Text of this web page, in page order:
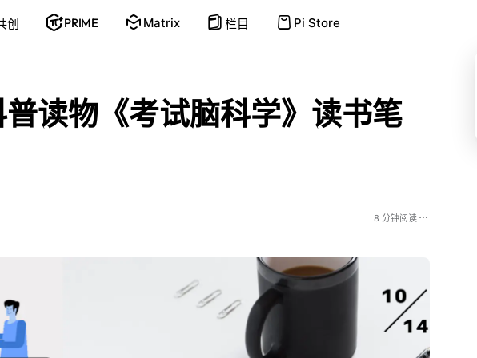
创 PRIME Matrix 栏目 Pi Store
读物《考试脑科学》读书笔
8 分钟阅读